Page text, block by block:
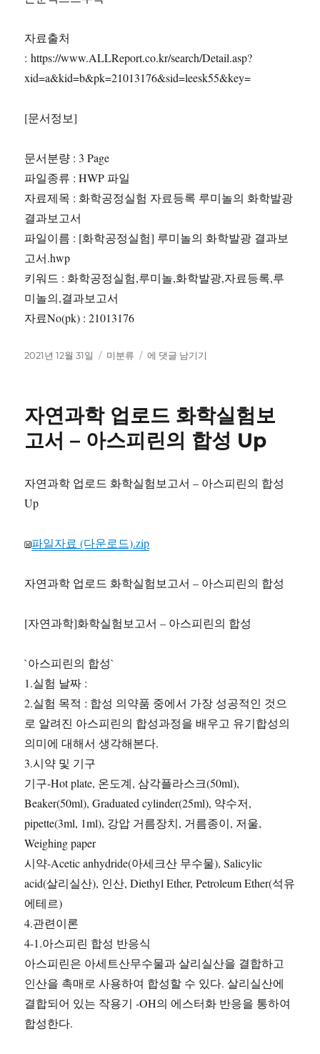
석
보
자료출처
: https://www.ALLReport.co.kr/search/Detail.asp?
xid=a&kid=b&pk=21013176&sid=leesk55&key=
[문서정보]
문서분량 : 3 Page
파일종류 : HWP 파일
자료제목 : 화학공정실험 자료등록 루미놀의 화학발광
결과보고서
파일이름 : [화학공정실험] 루미놀의 화학발광 결과보
고서.hwp
키워드 : 화학공정실험,루미놀,화학발광,자료등록,루
미놀의,결과보고서
자료No(pk) : 21013176
작
2021년 12월 31일
카
미분류
화
실
자
록
의
학
결
등
에 댓글 남기기
자연과학 업로드 화학실험보
고서 – 아스피린의 합성 Up
자연과학 업로드 화학실험보고서 – 아스피린의 합성
Up
파일자료 (다운로드).zip
자연과학 업로드 화학실험보고서 – 아스피린의 합성
[자연과학]화학실험보고서 – 아스피린의 합성
`아스피린의 합성`
1.실험 날짜 :
2.실험 목적 : 합성 의약품 중에서 가장 성공적인 것으
로 알려진 아스피린의 합성과정을 배우고 유기합성의
의미에 대해서 생각해본다.
3.시약 및 기구
기구-Hot plate, 온도계, 삼각플라스크(50ml),
Beaker(50ml), Graduated cylinder(25ml), 약수저,
pipette(3ml, 1ml), 강압 거름장치, 거름종이, 저울,
Weighing paper
시약-Acetic anhydride(아세크산 무수물), Salicylic
acid(살리실산), 인산, Diethyl Ether, Petroleum Ether(석유
에테르)
4.관련이론
4-1.아스피린 합성 반응식
아스피린은 아세트산무수물과 살리실산을 결합하고
인산을 촉매로 사용하여 합성할 수 있다. 살리실산에
결합되어 있는 작용기 -OH의 에스터화 반응을 통하여
합성한다.